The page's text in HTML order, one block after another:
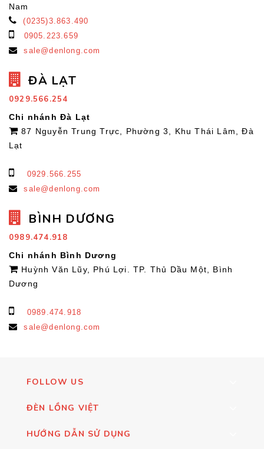
Nam
(0235)3.863.490
0905.223.659
sale@denlong.com
ĐÀ LẠT
0929.566.254
Chi nhánh Đà Lạt
87 Nguyễn Trung Trực, Phường 3, Khu Thái Lâm, Đà
Lạt
0929.566.255
sale@denlong.com
BÌNH DƯƠNG
0989.474.918
Chi nhánh Bình Dương
Huỳnh Văn Lũy, Phú Lợi. TP. Thủ Dầu Một, Bình
Dương
0989.474.918
sale@denlong.com
FOLLOW US
ĐÈN LỒNG VIỆT
HƯỚNG DẪN SỬ DỤNG